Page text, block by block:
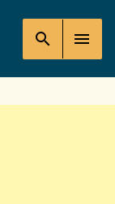
search menu